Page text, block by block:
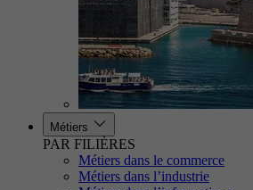
Métiers
PAR FILIÈRES
Métiers dans le commerce
Métiers dans l’industrie